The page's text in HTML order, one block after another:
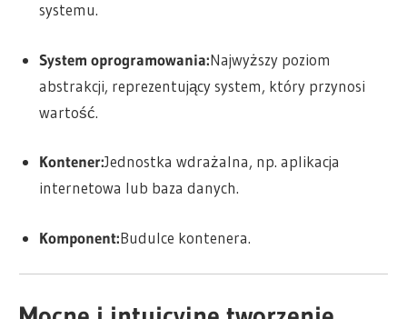
systemu.
System oprogramowania:Najwyższy poziom
abstrakcji, reprezentujący system, który przynosi
wartość.
Kontener:Jednostka wdrażalna, np. aplikacja
internetowa lub baza danych.
Komponent:Budulce kontenera.